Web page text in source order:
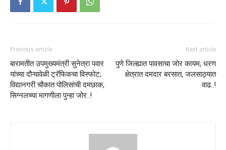
Previous article
बारामतीत उपमुख्यमंत्री सुनेत्रा पवार
यांच्या दौऱ्यावेळी ट्रॅफिकचा विस्फोट;
विद्यानगरी चौकात पोलिसांची दमछाक,
सिग्नलच्या मागणीला पुन्हा जोर..!
Next article
पुणे जिल्ह्यात पावसाचा जोर कायम; धरण
क्षेत्रात दमदार बरसात, जलसाठ्यात
वाढ..!